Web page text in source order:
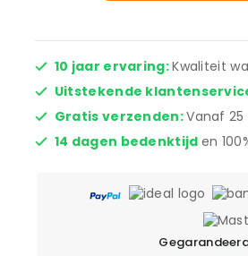
10 jaar ervaring:Kwaliteit
Uitstekende
Gratis verzenden:Vanaf 25
14 dagen bedenktijd en